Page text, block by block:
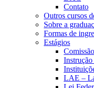
Contato
Outros cursos
Sobre a
Formas de
Estágios
LAE –